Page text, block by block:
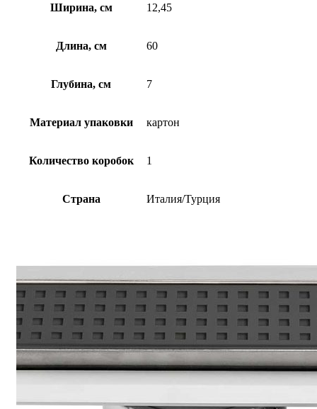
Ширина, см 12,45
Длина, см 60
Глубина, см 7
Материал упаковки картон
Количество коробок 1
Страна Италия/Турция